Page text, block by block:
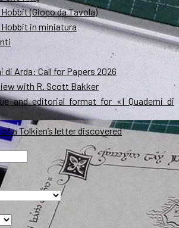
(Gioco da Tavola)
in miniatura
di Arda: Call for Papers 2026
with R. Scott Bakker
and editorial format for «I Quaderni di
a Tolkien’s letter discovered